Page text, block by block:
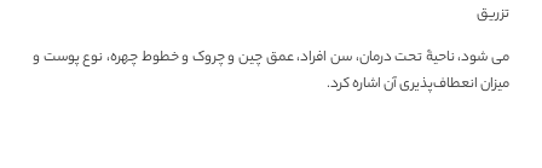
تزریق
می شود، ناحیۀ تحت‎ درمان، سن افراد، عمق چین و چروک و خطوط چهره، نوع پوست و
میزان انعطاف‏‌پذیری آن اشاره کرد.